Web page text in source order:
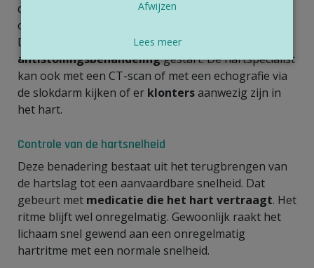
die al langer dan 48 uur bezig is, of waarvan
onduidelijk is wanneer het begonnen is, is risicovol.
Daarom wordt in die gevallen eerst een
antistollingsbehandelinggestart. De hartspecialist
kan ook met een CT-scan of met een echografie via
de slokdarm kijken of er klontersaanwezig zijn in
het hart.
Controle van de hartsnelheid
Deze benadering bestaat uit het terugbrengen van
de hartslag tot een aanvaardbare snelheid. Dat
gebeurt met medicatie die het hart vertraagt. Het
ritme blijft wel onregelmatig. Gewoonlijk raakt het
lichaam snel gewend aan een onregelmatig
hartritme met een normale snelheid.
Afwijzen
Lees meer